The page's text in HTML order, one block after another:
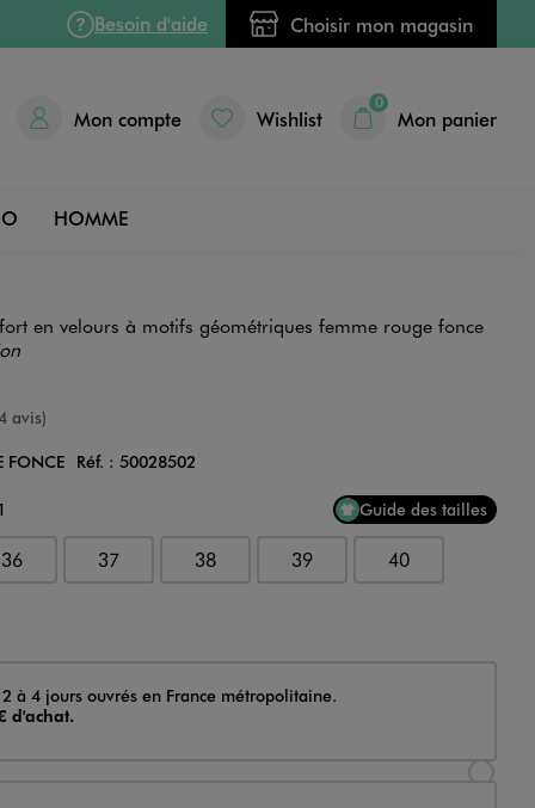
Besoin d'aide Choisir mon magasin
Mon compte Wishlist
0
Mon panier
HOMME
en velours à motifs géométriques femme rouge fonce
avis)
FONCE Réf. : 50028502
Guide des tailles
36 37 38 39 40
à 4 jours ouvrés en France métropolitaine.
d'achat.